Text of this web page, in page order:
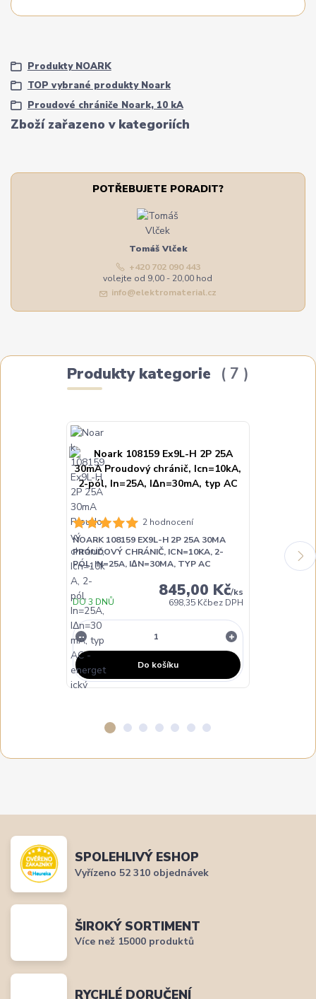
Zboží zařazeno v kategoriích
Produkty NOARK
TOP vybrané produkty Noark
Proudové chrániče Noark, 10 kA
POTŘEBUJETE PORADIT?
Tomáš Vlček
+420 702 090 443
volejte od 9,00 - 20,00 hod
info@elektromaterial.cz
Produkty kategorie 7
2 hodnocení
NOARK 108159 EX9L-H 2P 25A 30MA
PROUDOVÝ CHRÁNIČ, ICN=10KA, 2-
PÓL, IN=25A, IΔN=30MA, TYP AC
845,00 Kč/ks
698,35 Kčbez DPH
DO 3 DNŮ
Do košíku
PÓL,
SPOLEHLIVÝ ESHOP
Vyřízeno 52 310 objednávek
ŠIROKÝ SORTIMENT
Více než 15000 produktů
RYCHLÉ DORUČENÍ